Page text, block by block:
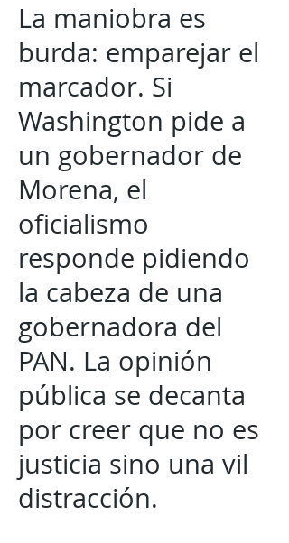
La maniobra es
burda: emparejar el
marcador. Si
Washington pide a
un gobernador de
Morena, el
oficialismo
responde pidiendo
la cabeza de una
gobernadora del
PAN. La opinión
pública se decanta
por creer que no es
justicia sino una vil
distracción.